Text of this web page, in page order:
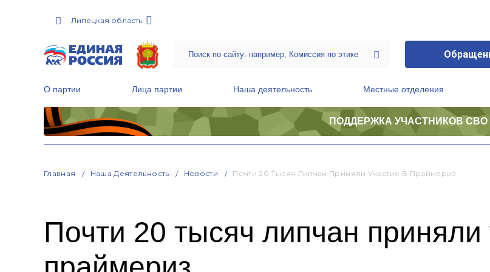
Липецкая область
О партии Лица партии Наша деятельность Местные отделения
ПОДДЕРЖКА УЧАСТНИКОВ СВО
Главная Наша Деятельность Новости Почти 20 Тысяч Липчан Приняли Участие В Праймериз
Почти 20 тысяч липчан приняли